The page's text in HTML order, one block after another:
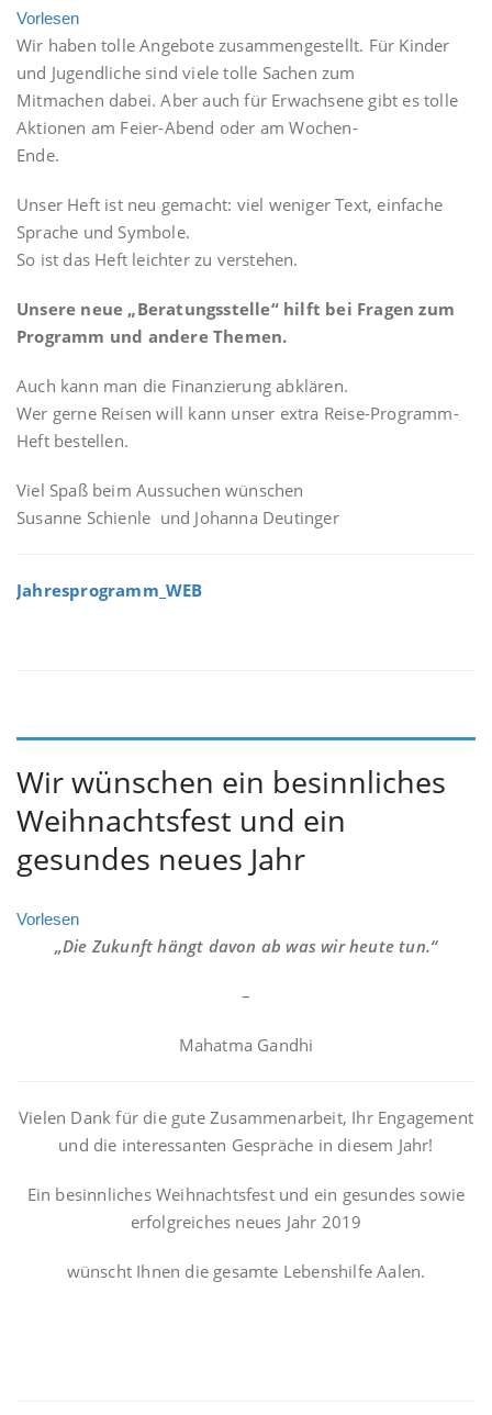
Vorlesen
Wir haben tolle Angebote zusammengestellt. Für Kinder
und Jugendliche sind viele tolle Sachen zum
Mitmachen dabei. Aber auch für Erwachsene gibt es tolle
Aktionen am Feier-Abend oder am Wochen-
Ende.
Unser Heft ist neu gemacht: viel weniger Text, einfache
Sprache und Symbole.
So ist das Heft leichter zu verstehen.
Unsere neue „Beratungsstelle“ hilft bei Fragen zum
Programm und andere Themen.
Auch kann man die Finanzierung abklären.
Wer gerne Reisen will kann unser extra Reise-Programm-
Heft bestellen.
Viel Spaß beim Aussuchen wünschen
Susanne Schienle und Johanna Deutinger
Jahresprogramm_WEB
Wir wünschen ein besinnliches
Weihnachtsfest und ein
gesundes neues Jahr
Vorlesen
„Die Zukunft hängt davon ab was wir heute tun.“
–
Mahatma Gandhi
Vielen Dank für die gute Zusammenarbeit, Ihr Engagement
und die interessanten Gespräche in diesem Jahr!
Ein besinnliches Weihnachtsfest und ein gesundes sowie
erfolgreiches neues Jahr 2019
wünscht Ihnen die gesamte Lebenshilfe Aalen.